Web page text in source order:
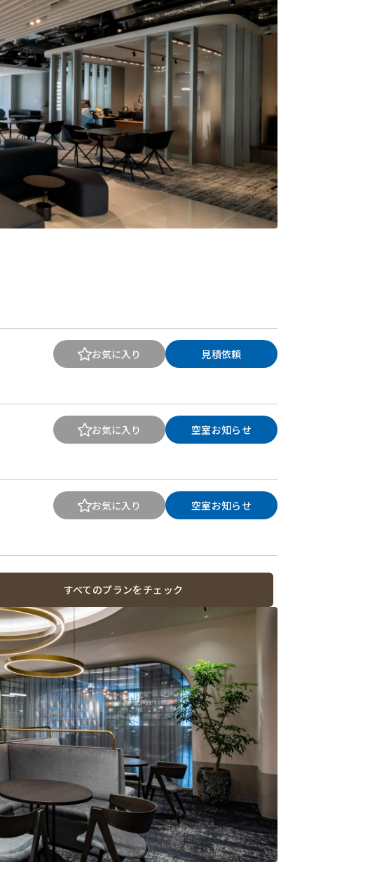
お気に入り 見積依頼
お気に入り 空室お知らせ
お気に入り 空室お知らせ
すべてのプランをチェック